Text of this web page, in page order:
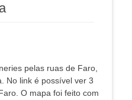
pelas ruas de Faro,
No link é possível ver 3
O mapa foi feito com